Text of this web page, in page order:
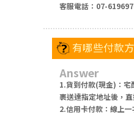
客服電話：07-
有哪些付款
Answer
1.貨到付款(現金)：宅
裹送達指定地址後，
2.信用卡付款：線上